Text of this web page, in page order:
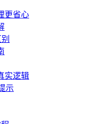
更省心
实逻辑
示